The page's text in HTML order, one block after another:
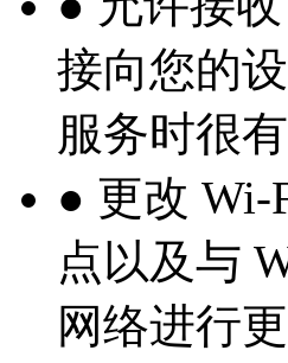
接向您的
服务时很
● 更改
点以及与
网络进行更